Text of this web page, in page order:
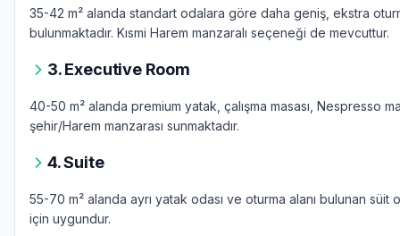
35-42 m² alanda standart odalara göre daha geniş, ekstra
bulunmaktadır. Kısmi Harem manzaralı seçeneği de mevcuttur.
3. Executive Room
40-50 m² alanda premium yatak, çalışma masası, Nespresso
şehir/Harem manzarası sunmaktadır.
4. Suite
55-70 m² alanda ayrı yatak odası ve oturma alanı bulunan süit
için uygundur.